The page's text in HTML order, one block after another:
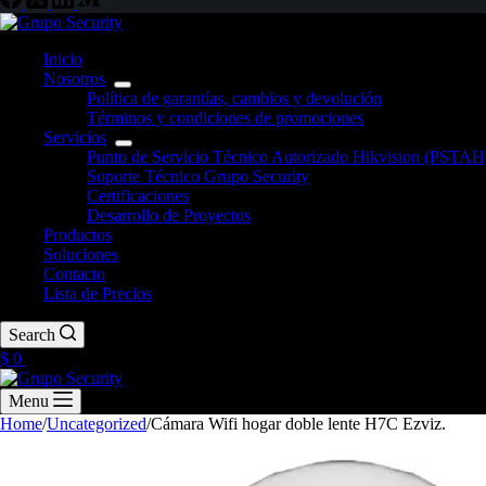
Inicio
Nosotros
Política de garantías, cambios y devolución
Términos y condiciones de promociones
Servicios
Punto de Servicio Técnico Autorizado Hikvision
Soporte Técnico Grupo Security
Certificaciones
Desarrollo de Proyectos
Productos
Soluciones
Contacto
Lista de Precios
Search
$ 0
Menu
Home/Uncategorized/Cámara Wifi hogar doble lente H7C Ezviz.